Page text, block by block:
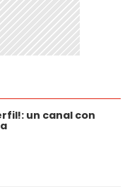
un canal con